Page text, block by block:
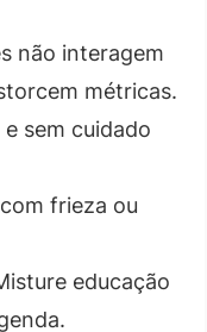
não interagem
métricas.
sem cuidado
frieza ou
educação